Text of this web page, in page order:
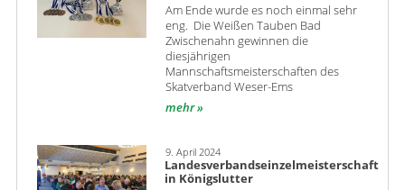
Am Ende wurde es noch einmal sehr
eng. Die Weißen Tauben Bad
Zwischenahn gewinnen die
diesjährigen
Mannschaftsmeisterschaften des
Skatverband Weser-Ems
mehr
9. April 2024
Landesverbandseinzelmeisterschaft
in Königslutter